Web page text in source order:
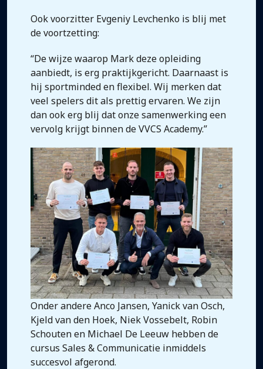
Ook voorzitter Evgeniy Levchenko is blij met
de voortzetting:
“De wijze waarop Mark deze opleiding
aanbiedt, is erg praktijkgericht. Daarnaast is
hij sportminded en flexibel. Wij merken dat
veel spelers dit als prettig ervaren. We zijn
dan ook erg blij dat onze samenwerking een
vervolg krijgt binnen de VVCS Academy.”
Onder andere Anco Jansen, Yanick van Osch,
Kjeld van den Hoek, Niek Vossebelt, Robin
Schouten en Michael De Leeuw hebben de
cursus Sales & Communicatie inmiddels
succesvol afgerond.